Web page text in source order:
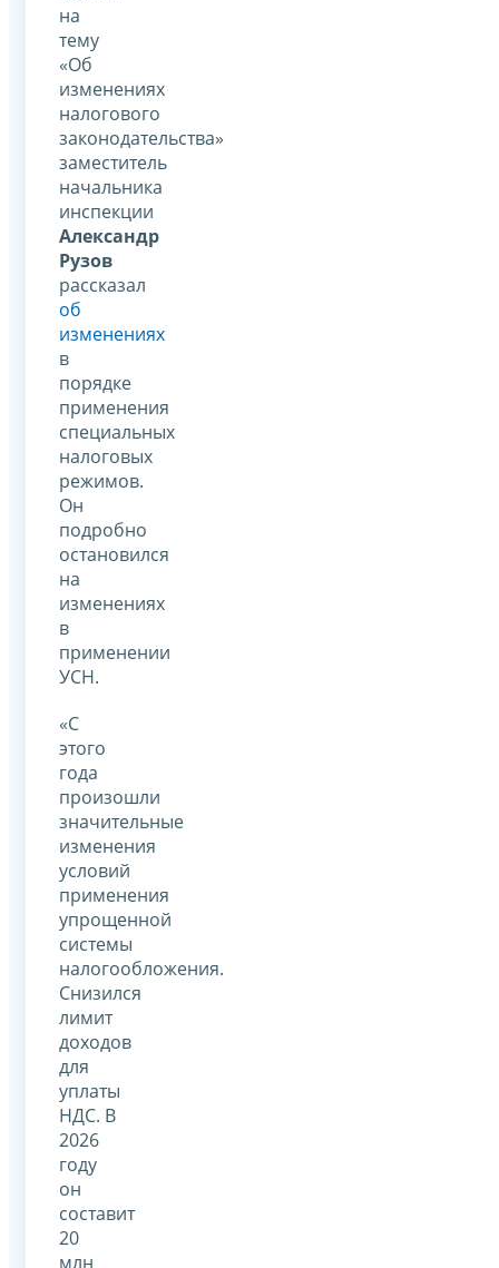
на
тему
«Об
изменениях
налогового
законодательства»
заместитель
начальника
инспекции
Александр
Рузов
рассказал
об
изменениях
в
порядке
применения
специальных
налоговых
режимов.
Он
подробно
остановился
на
изменениях
в
применении
УСН.
«С
этого
года
произошли
значительные
изменения
условий
применения
упрощенной
системы
налогообложения.
Снизился
лимит
доходов
для
уплаты
НДС. В
2026
году
он
составит
20
млн